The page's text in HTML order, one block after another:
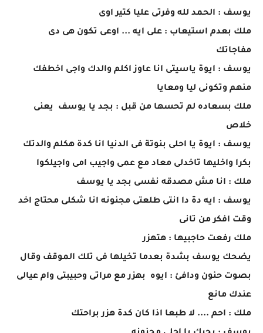
يوسف : الحمد لله وفرتى عليا كتير اوى
ملك بعدم استيعاب : على ايه ... اوعى تكون هى دى
مفاجاتك
يوسف : ايوة ياسيتى انا عاوز اكلم والدك واجى اخطفك
منهم وتكونى ليا ومعايا
ملك بسعاده لم تحسها من قبل : بجد يا يوسف يعنى
خلاص
يوسف : ايوة يا احلى بنوتة فى الدنيا انا كدة هكلم والدتك
بكرا واخليها تاخدلى معاد مع عمى واجيب امى واجيلكوا
ملك : انا مش مصدقه نفسى بجد يا يوسف
يوسف : ايه دة دا انتى طلعتى مجنونه انا شكلى محتاج اخد
وقت افكر من تانى
ملك رفعت حاجبيها : هتهزر
يضحك يوسف بشدة بعدما تخيلها فى تلك الموقف وقال
بصوت حنون ودافئ : ايوه بهزر مع مراتى وحبيبتى وام عيالى
عندك مانع
ملك : احم .... لا طبعا اذا كان كدة هزر براحتك